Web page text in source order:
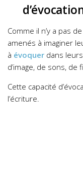
Comme il n’y a pas
amenés à imaginer
à évoquer dans
d’image, de sons,
Cette capacité
l’écriture.